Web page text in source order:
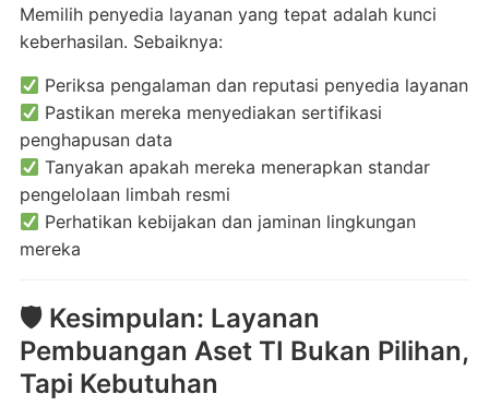
Memilih penyedia layanan yang tepat adalah kunci
keberhasilan. Sebaiknya:
Periksa pengalaman dan reputasi penyedia layanan
Pastikan mereka menyediakan sertifikasi
penghapusan data
Tanyakan apakah mereka menerapkan standar
pengelolaan limbah resmi
Perhatikan kebijakan dan jaminan lingkungan
mereka
🛡 Kesimpulan: Layanan
Pembuangan Aset TI Bukan Pilihan,
Tapi Kebutuhan